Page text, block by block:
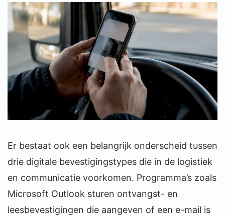
Er bestaat ook een belangrijk onderscheid tussen
drie digitale bevestigingstypes die in de logistiek
en communicatie voorkomen. Programma’s zoals
Microsoft Outlook sturen ontvangst- en
leesbevestigingen die aangeven of een e-mail is